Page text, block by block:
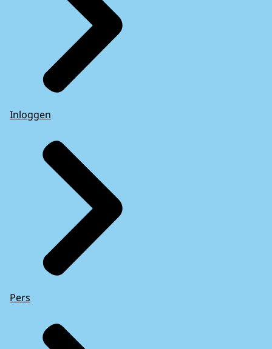
Inloggen
Pers